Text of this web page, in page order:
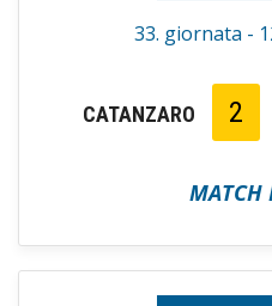
33. giornata -
CATANZARO 2
MATCH